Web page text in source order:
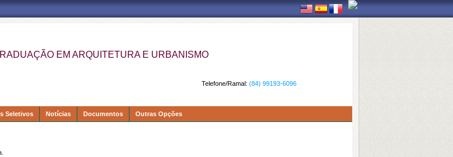
EM ARQUITETURA E URBANISMO
Telefone/Ramal: (84) 99193-6096
Seletivos Notícias Documentos Outras Opções